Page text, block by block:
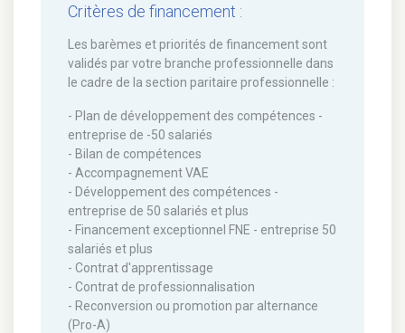
Critères de financement :
Les barèmes et priorités de financement sont
validés par votre branche professionnelle dans
le cadre de la section paritaire professionnelle :
- Plan de développement des compétences -
entreprise de -50 salariés
- Bilan de compétences
- Accompagnement VAE
- Développement des compétences -
entreprise de 50 salariés et plus
- Financement exceptionnel FNE - entreprise 50
salariés et plus
- Contrat d'apprentissage
- Contrat de professionnalisation
- Reconversion ou promotion par alternance
(Pro-A)